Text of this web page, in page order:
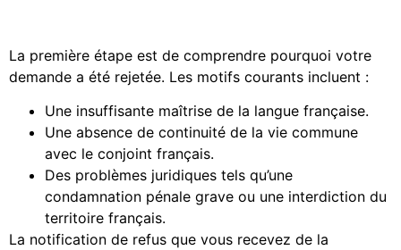
La première étape est de comprendre pourquoi votre
demande a été rejetée. Les motifs courants incluent :
Une insuffisante maîtrise de la langue française.
Une absence de continuité de la vie commune
avec le conjoint français.
Des problèmes juridiques tels qu’une
condamnation pénale grave ou une interdiction du
territoire français.
La notification de refus que vous recevez de la